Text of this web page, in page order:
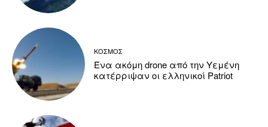
ΚΟΣΜΟΣ
Ένα ακόμη drone από την Υεμένη
κατέρριψαν οι ελληνικοί Patriot